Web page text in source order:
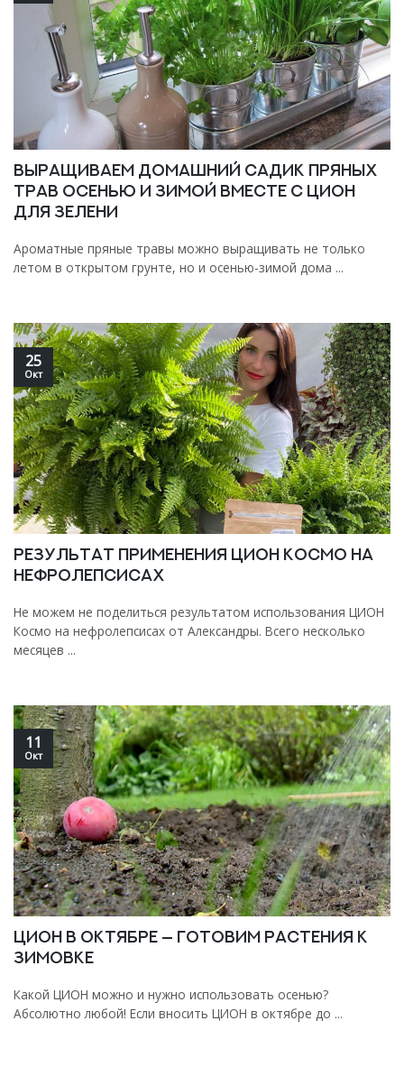
Выращиваем домашний садик пряных
трав осенью и зимой вместе с Цион
для Зелени
Ароматные пряные травы можно выращивать не только
летом в открытом грунте, но и осенью-зимой дома ...
Результат применения Цион Космо на
нефролепсисах
Не можем не поделиться результатом использования ЦИОН
Космо на нефролепсисах от Александры. Всего несколько
месяцев ...
25
Окт
ЦИОН в октябре — готовим растения к
зимовке
Какой ЦИОН можно и нужно использовать осенью?
Абсолютно любой! Если вносить ЦИОН в октябре до ...
11
Окт